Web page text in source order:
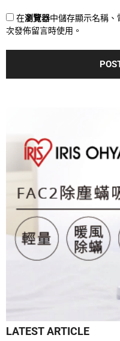
在瀏覽器中儲存顯示名稱
次發佈留言時使用。
LATEST ARTICLE